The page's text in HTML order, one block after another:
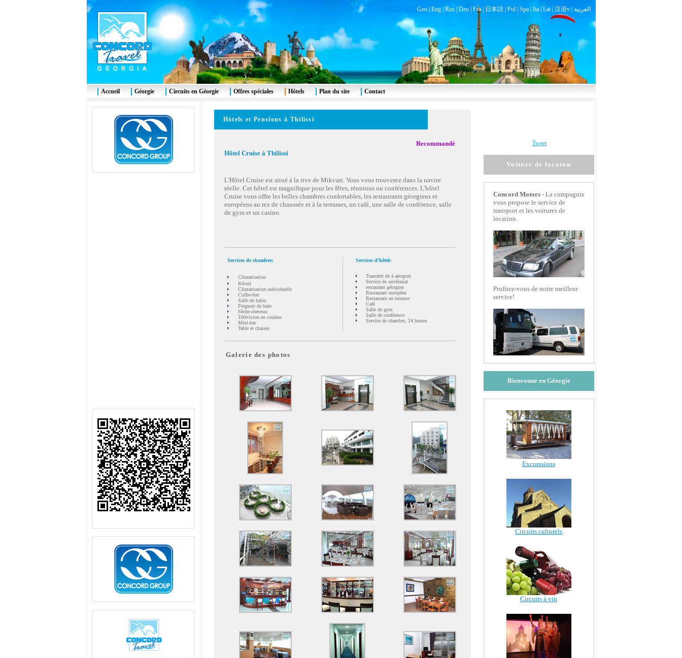
Geo| Eng| Rus| Deu| Fra| 日本語| Pol| Spa| Ita| Lat| 汉语v | العربية
Hôtels et Pensions à Tbilissi
Recommandé
Hôtel Cruise à Tbilissi
L'Hôtel Cruise est situé à la rive de Mtkvari. Vous vous trouverez dans la navire
réelle. Cet hôtel est magnifique pour les fêtes, réunions ou conférences. L'hôtel
Cruise vous offre les belles chambres confortables, les restaurants géorgiens et
européens au rez de chaussée et à la terrasses, un café, une salle de conférence, salle
de gym et un casino.
Services de chambre:
Climatisation
Réveil
Climatisation individuelle
Coffre-fort
Salle de bains
Peignoir de bain
Sèche-cheveux
Télévision en couleur
Mini-bar
Table et chaises
Services d’hôtel:
Transfert de à aéroport
Service de secrétariat
restaurant géorgien
Restaurant européen
Restaurant en terrasse
Café
Salle de gym
Salle de conférence
Service de chambre, 24 heures
Galerie des photos
Tweet
Voiture de locaton
Concord Motors- La compagnie
vous propose le service de
transport et les voitures de
location.
Profitez-vous de notre meilleur
service!
Bienvenue en Géorgie
Excurssions
Circuits culturels
Circuits à vin
Accueil Géorgie Circuits en Géorgie Offres spéciales Hôtels Plan du site Contact